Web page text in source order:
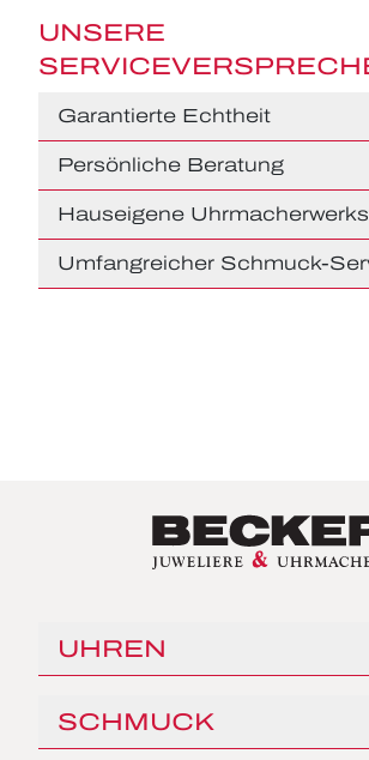
UNSERE
Garantierte Echtheit
Persönliche Beratung
Hauseigene
Umfangreicher Schmuck-
UHREN
SCHMUCK